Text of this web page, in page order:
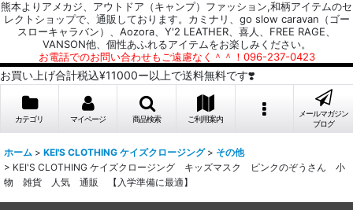
熊本よりアメカジ、アウトドア（キャンプ）ファッション,和柄アイテムのセ
レクトショップで、通販しております。カミナリ、go slow caravan（ゴー
スローキャラバン）、Aozora、Y'2 LEATHER、喜人、FREE RAGE、
VANSON他、個性あふれるアイテムをお楽しみください。
お電話でのお問い合わせもご遠慮なく＾＾！096-237-0423
お買い上げ合計税込¥11000ー以上で送料無料です❣️
カテゴリ マイページ 商品検索 ご利用案内
メールマガジン
ブログ
ホーム > KEI'S CLOTHING ケイズクロージング > その他
> KEI'S CLOTHING ケイズクロージング キッズマスク ピンクのぞうさん 小
物 雑貨 人気 通販 【入学準備に最適】